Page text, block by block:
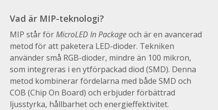
Vad är MIP-teknologi?
MIP står förMicroLEDIn Packageoch är en avancerad
metod för att paketera LED-dioder. Tekniken
använder små RGB-dioder, mindre än 100 mikron,
som integreras i en ytförpackad diod (SMD). Denna
metod kombinerar fördelarna med både SMD och
COB (Chip On Board) och erbjuder förbättrad
ljusstyrka, hållbarhet och energieffektivitet.